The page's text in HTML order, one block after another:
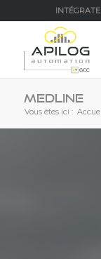
MEDLINE
Vous êtes ici :